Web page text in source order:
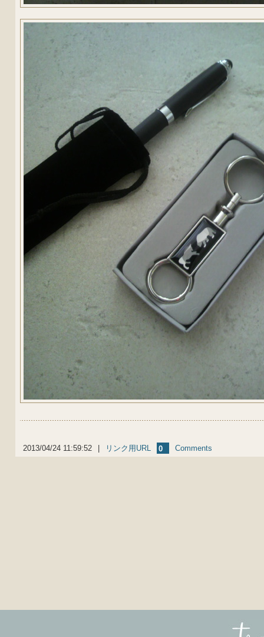
2013/04/24 11:59:52 リンク用URL 0 Comments